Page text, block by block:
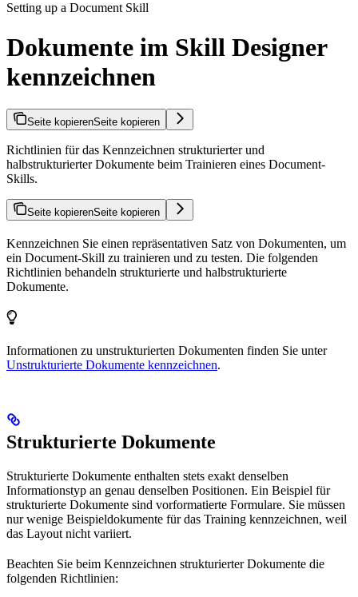
Setting up a Document Skill
Dokumente im Skill Designer
kennzeichnen
Seite kopierenSeite kopieren
Richtlinien für das Kennzeichnen strukturierter und
halbstrukturierter Dokumente beim Trainieren eines Document-
Skills.
Seite kopierenSeite kopieren
Kennzeichnen Sie einen repräsentativen Satz von Dokumenten, um
ein Document-Skill zu trainieren und zu testen. Die folgenden
Richtlinien behandeln strukturierte und halbstrukturierte
Dokumente.
Informationen zu unstrukturierten Dokumenten finden Sie unter
Unstrukturierte Dokumente kennzeichnen.
Strukturierte Dokumente
Strukturierte Dokumente enthalten stets exakt denselben
Informationstyp an genau denselben Positionen. Ein Beispiel für
strukturierte Dokumente sind vorformatierte Formulare. Sie müssen
nur wenige Beispieldokumente für das Training kennzeichnen, weil
das Layout nicht variiert.
Beachten Sie beim Kennzeichnen strukturierter Dokumente die
folgenden Richtlinien: